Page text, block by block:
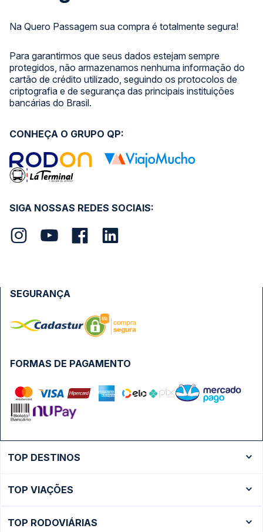
Na Quero Passagem sua compra é totalmente segura!
Para garantirmos que seus dados estejam sempre
protegidos, não armazenamos nenhuma informação do
cartão de crédito utilizado, seguindo os protocolos de
criptografia e de segurança das principais instituições
bancárias do Brasil.
SIGA NOSSAS REDES SOCIAIS:
CONHEÇA O GRUPO QP:
FORMAS DE PAGAMENTO
SEGURANÇA
TOP DESTINOS
Ônibus São Paulo
TOP VIAÇÕES
TOP RODOVIÁRIAS